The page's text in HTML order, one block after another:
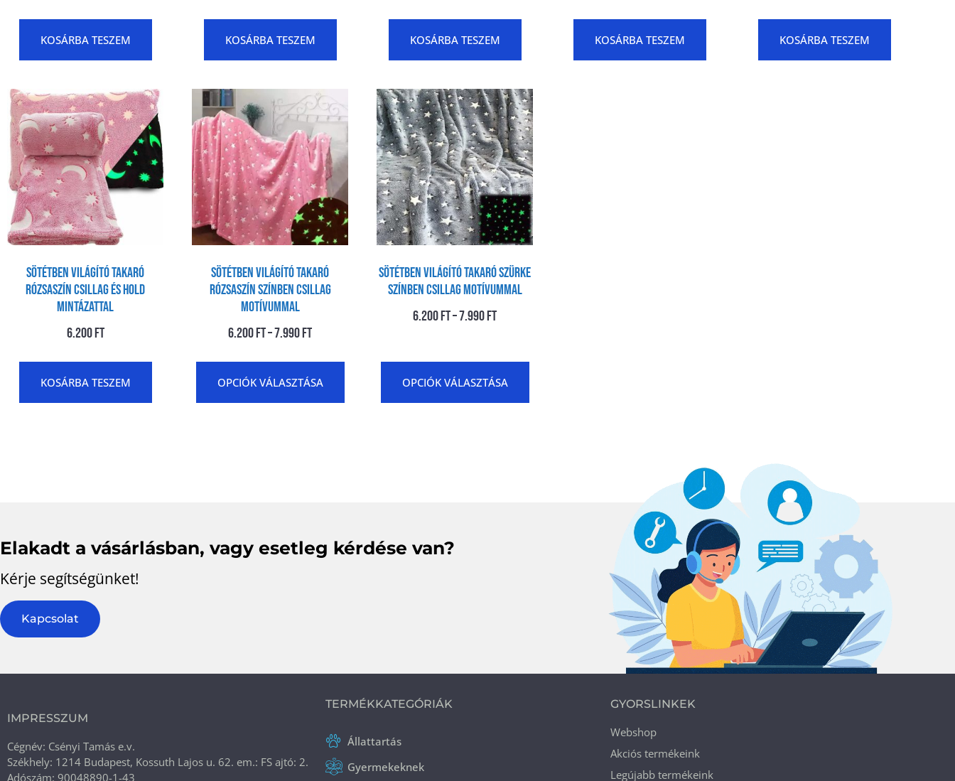
KOSÁRBA TESZEM KOSÁRBA TESZEM KOSÁRBA TESZEM KOSÁRBA TESZEM KOSÁRBA TESZEM
Sötétben világító takaró
Rózsaszín Csillag És Hold
Mintázattal
6.200Ft
KOSÁRBA TESZEM
Sötétben világító takaró
Rózsaszín színben Csillag
motívummal
6.200Ft–7.990Ft
OPCIÓK VÁLASZTÁSA
Sötétben világító takaró Szürke
színben Csillag motívummal
6.200Ft–7.990Ft
OPCIÓK VÁLASZTÁSA
Elakadt a vásárlásban, vagy esetleg kérdése van?
Kérje segítségünket!
Kapcsolat
IMPRESSZUM
Cégnév: Csényi Tamás e.v.
Székhely: 1214 Budapest, Kossuth Lajos u. 62. em.: FS ajtó: 2.
Adószám: 90048890-1-43
TERMÉKKATEGÓRIÁK
Állattartás
Gyermekeknek
GYORSLINKEK
Webshop
Akciós termékeink
Legújabb termékeink